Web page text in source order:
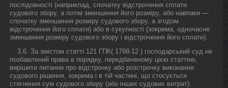
послідовності (наприклад, спочатку відстрочення сплати
судового збору, а потім зменшення його розміру, або навпаки —
спочатку зменшення розміру судового збору, а згодом
відстрочення його сплати) або в сукупності (зокрема, одночасне
зменшення розміру судового збору і відстрочення його сплати).
3.6. За змістом статті 121 ГПК( 1798-12 ) господарський суд не
позбавлений права в порядку, передбаченому цією статтею,
вирішити питання про відстрочку або розстрочку виконання
судового рішення, зокрема і в тій частині, що стосується
стягнення сум судового збору (або інших судових витрат).